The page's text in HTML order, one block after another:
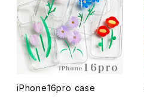
iPhone16pro case